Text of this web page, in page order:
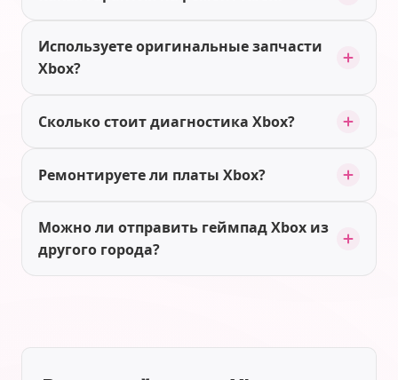
Используете оригинальные запчасти
Xbox?
Сколько стоит диагностика Xbox?
Ремонтируете ли платы Xbox?
Можно ли отправить геймпад Xbox из
другого города?